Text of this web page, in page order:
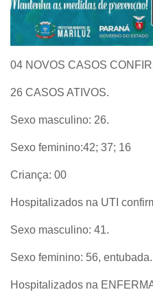
04 NOVOS CASOS
26 CASOS ATIVOS.
Sexo masculino: 26.
Sexo feminino:42; 37; 16
Criança: 00
Hospitalizados na UTI
Sexo masculino: 41.
Sexo feminino: 56, entubada.
Hospitalizados na